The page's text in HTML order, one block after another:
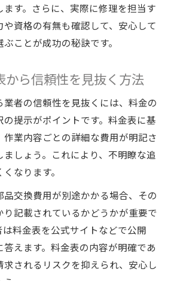
す。さらに、実際に修理を担当す
や資格の有無も確認して、安心して
ことが成功の秘訣です。
から信頼性を見抜く方法
者の信頼性を見抜くには、料金の
提示がポイントです。料金表に基
業内容ごとの詳細な費用が明記さ
しょう。これにより、不明瞭な追
なります。
交換費用が別途かかる場合、その
り記載されているかどうかが重要で
は料金表を公式サイトなどで公開
答えます。料金表の内容が明確であ
されるリスクを抑えられ、安心し